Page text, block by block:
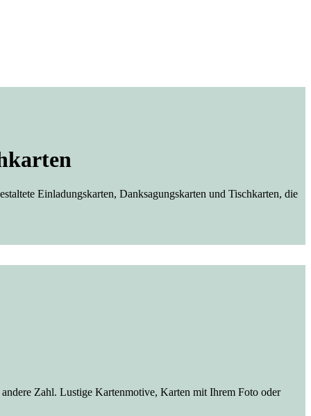
Einladungskarten, Danksagungskarten und Tischkarten, die
Zahl. Lustige Kartenmotive, Karten mit Ihrem Foto oder